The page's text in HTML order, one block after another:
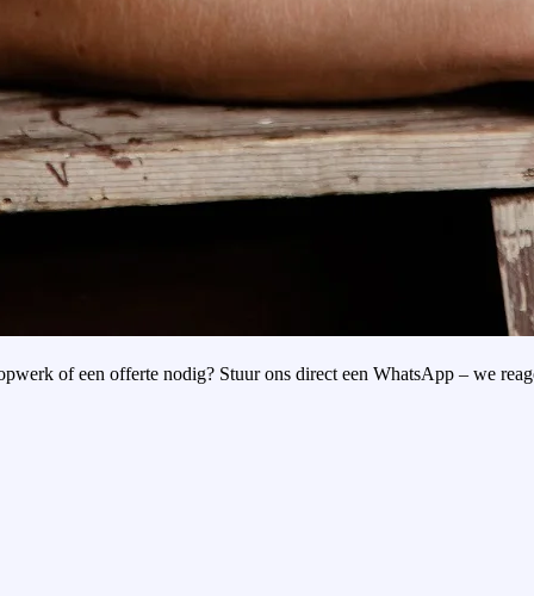
of een offerte nodig? Stuur ons direct een WhatsApp – we